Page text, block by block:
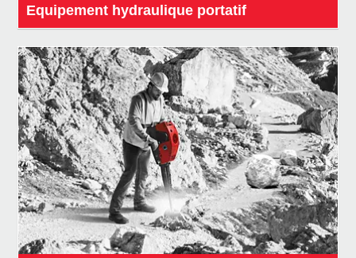
Equipement hydraulique portatif